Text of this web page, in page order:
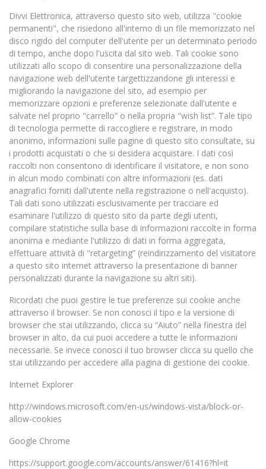
Divvi Elettronica, attraverso questo sito web, utilizza "cookie
permanenti", che risiedono all'interno di un file memorizzato nel
disco rigido del computer dell'utente per un determinato periodo
di tempo, anche dopo l'uscita dal sito web. Tali cookie sono
utilizzati allo scopo di consentire una personalizzazione della
navigazione web dell'utente targettizzandone gli interessi e
migliorando la navigazione del sito, ad esempio per
memorizzare opzioni e preferenze selezionate dall'utente e
salvate nel proprio "carrello” o nella propria "wish list”. Tale tipo
di tecnologia permette di raccogliere e registrare, in modo
anonimo, informazioni sulle pagine di questo sito consultate, su
i prodotti acquistati o che si desidera acquistare. I dati così
raccolti non consentono di identificare il visitatore, e non sono
in alcun modo combinati con altre informazioni (es. dati
anagrafici forniti dall'utente nella registrazione o nell'acquisto).
Tali dati sono utilizzati esclusivamente per tracciare ed
esaminare l'utilizzo di questo sito da parte degli utenti,
compilare statistiche sulla base di informazioni raccolte in forma
anonima e mediante l'utilizzo di dati in forma aggregata,
effettuare attività di "retargeting” (reindirizzamento del visitatore
a questo sito internet attraverso la presentazione di banner
personalizzati durante la navigazione su altri siti).
Ricordati che puoi gestire le tue preferenze sui cookie anche
attraverso il browser. Se non conosci il tipo e la versione di
browser che stai utilizzando, clicca su “Aiuto” nella finestra del
browser in alto, da cui puoi accedere a tutte le informazioni
necessarie. Se invece conosci il tuo browser clicca su quello che
stai utilizzando per accedere alla pagina di gestione dei cookie.
Internet Explorer
http://windows.microsoft.com/en-us/windows-vista/block-or-
allow-cookies
Google Chrome
https://support.google.com/accounts/answer/61416?hl=it